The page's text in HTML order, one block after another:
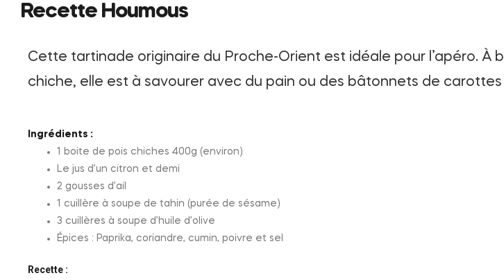
Recette Houmous
Cette tartinade originaire du Proche-Orient est idéale pour l’apéro. À
chiche, elle est à savourer avec du pain ou des bâtonnets de
Ingrédients :
1 boite de pois chiches 400g (environ)
Le jus d’un citron et demi
2 gousses d’ail
1 cuillère à soupe de tahin (purée de sésame)
3 cuillères à soupe d’huile d’olive
Épices : Paprika, coriandre, cumin, poivre et sel
Recette :